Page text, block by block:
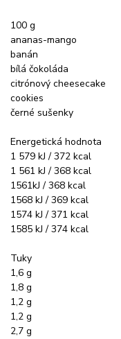
100 g
ananas-mango
banán
bílá čokoláda
citrónový cheesecake
cookies
černé sušenky
Energetická hodnota
1 579 kJ / 372 kcal
1 561 kJ / 368 kcal
1561kJ / 368 kcal
1568 kJ / 369 kcal
1574 kJ / 371 kcal
1585 kJ / 374 kcal
Tuky
1,6 g
1,8 g
1,2 g
1,2 g
2,7 g